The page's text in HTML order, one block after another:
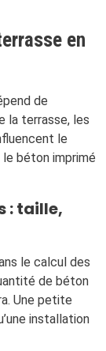
en
de
la terrasse, les
le
le béton imprimé
: taille,
le calcul des
de béton
Une petite
installation